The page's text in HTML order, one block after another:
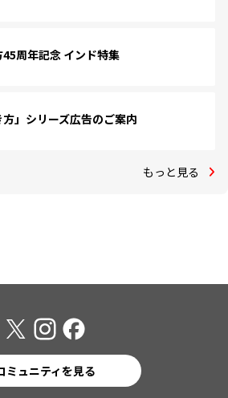
周年記念 インド特集
方」シリーズ広告のご案内
もっと見る
ミュニティを見る